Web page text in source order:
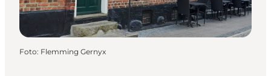
Foto: Flemming Gernyx